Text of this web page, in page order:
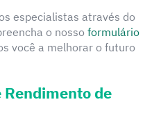
especialistas através do
o nosso formulário
você a melhorar o futuro
Rendimento de